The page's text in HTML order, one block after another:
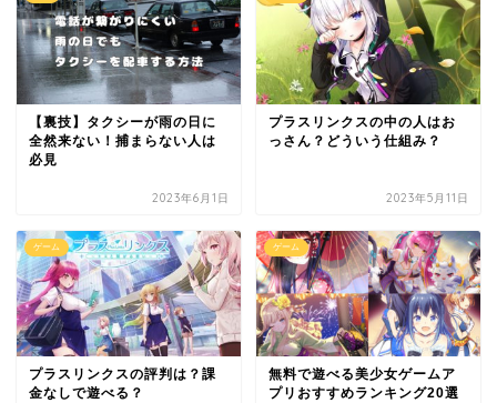
【裏技】タクシーが雨の日に
全然来ない！捕まらない人は
必見
2023年6月1日
プラスリンクスの中の人はお
っさん？どういう仕組み？
2023年5月11日
ゲーム
プラスリンクスの評判は？課
金なしで遊べる？
ゲーム
無料で遊べる美少女ゲームア
プリおすすめランキング20選